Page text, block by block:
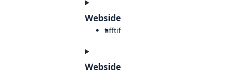
Webside
tifftif
Webside